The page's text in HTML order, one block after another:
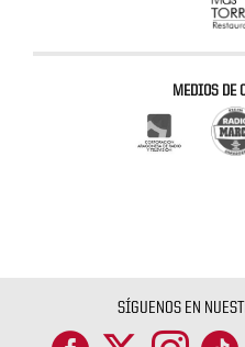
MEDIOS DE
SÍGUENOS EN